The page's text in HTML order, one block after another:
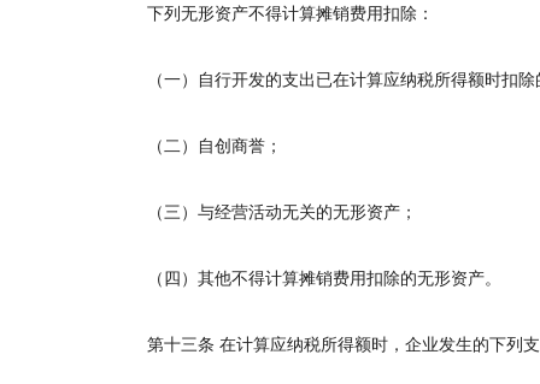
下列无形资产不得计算摊销费用扣除：
（一）自行开发的支出已在计算应纳税所得额时扣除
（二）自创商誉；
（三）与经营活动无关的无形资产；
（四）其他不得计算摊销费用扣除的无形资产。
第十三条 在计算应纳税所得额时，企业发生的下列